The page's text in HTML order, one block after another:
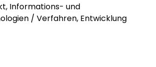
Informations- und
/ Verfahren, Entwicklung